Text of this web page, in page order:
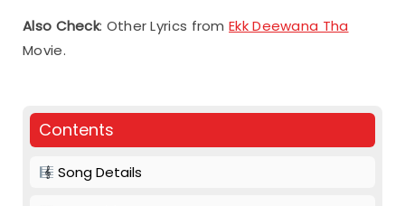
Also Check: Other Lyrics fromEkk Deewana Tha
Movie.
Contents
Song Details